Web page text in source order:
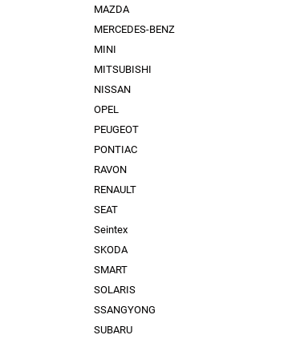
MAZDA
MERCEDES-BENZ
MINI
MITSUBISHI
NISSAN
OPEL
PEUGEOT
PONTIAC
RAVON
RENAULT
SEAT
Seintex
SKODA
SMART
SOLARIS
SSANGYONG
SUBARU